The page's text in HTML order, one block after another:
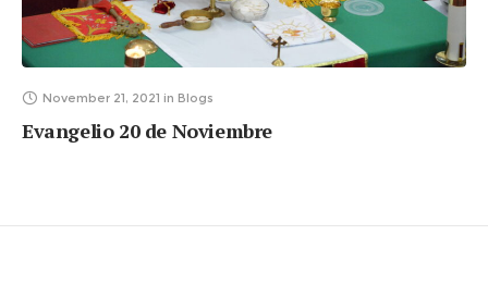
November 21, 2021 in Blogs
Evangelio 20 de Noviembre